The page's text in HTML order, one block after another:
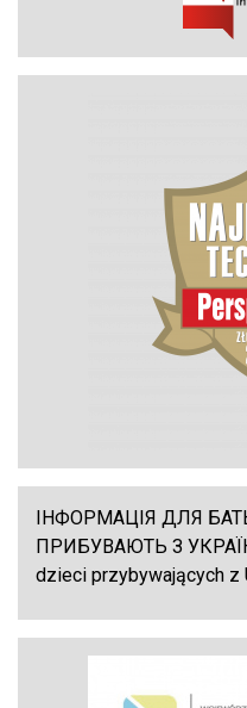
ІНФОРМАЦІЯ ДЛЯ
ПРИБУВАЮТЬ З
dzieci przybywających z